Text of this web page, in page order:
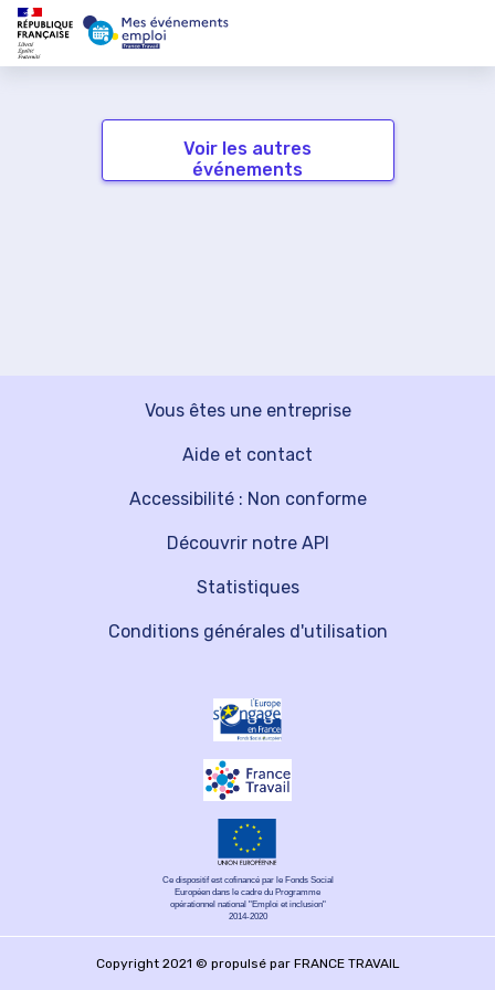
Voir les autres
événements
Vous êtes une entreprise
Découvrir notre API
Aide et contact
Statistiques
Accessibilité : Non conforme
Conditions générales d'utilisation
Ce dispositif est cofinancé par le Fonds Social
Européen dans le cadre du Programme
opérationnel national "Emploi et inclusion"
2014-2020
Copyright 2021 © propulsé par FRANCE TRAVAIL